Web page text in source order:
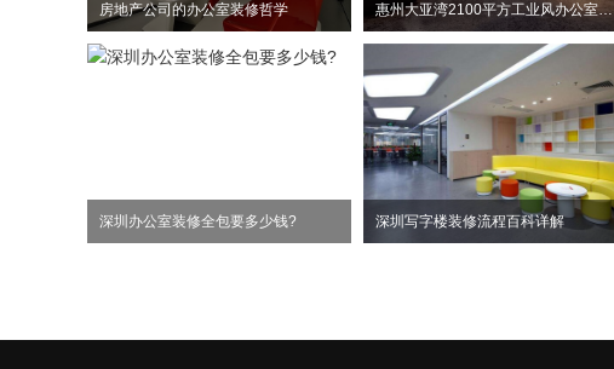
房地产公司的办公室装修哲学 惠州大亚湾2100平方工业风办公室装修设计项目
深圳办公室装修全包要多少钱? 深圳写字楼装修流程百科详解